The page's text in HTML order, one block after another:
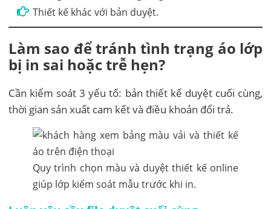
Thiết kế khác với bản duyệt.
Làm sao để tránh tình trạng áo lớp
bị in sai hoặc trễ hẹn?
Cần kiểm soát 3 yếu tố: bản thiết kế duyệt cuối cùng,
thời gian sản xuất cam kết và điều khoản đổi trả.
Quy trình chọn màu và duyệt thiết kế online
giúp lớp kiểm soát mẫu trước khi in.